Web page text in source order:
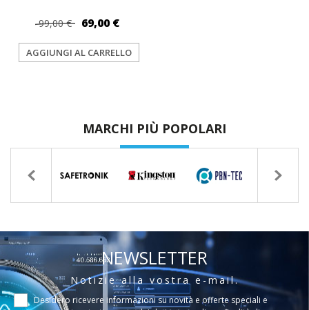
99,00 € 69,00 €
AGGIUNGI AL CARRELLO
MARCHI PIÙ POPOLARI
NEWSLETTER
Notizie alla vostra e-mail.
Desidero ricevere informazioni su novità e offerte speciali e